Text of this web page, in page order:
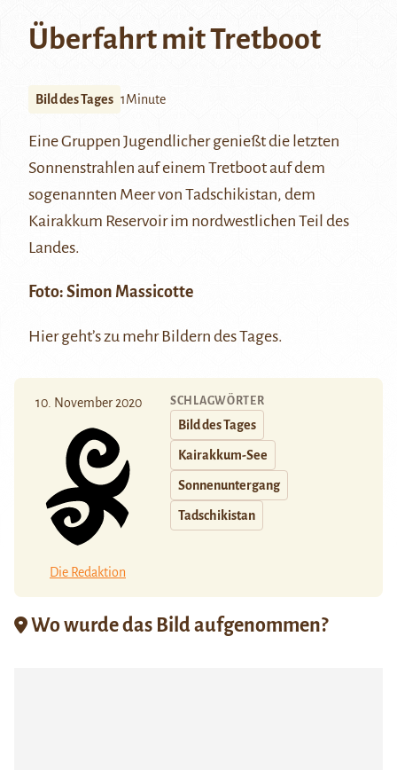
Überfahrt mit Tretboot
Bild des Tages 1Minute
Eine Gruppen Jugendlicher genießt die letzten
Sonnenstrahlen auf einem Tretboot auf dem
sogenannten Meer von Tadschikistan, dem
Kairakkum Reservoirim nordwestlichen Teil des
Landes.
Foto: Simon Massicotte
Hiergeht’s zu mehr Bildern des Tages.
10. November 2020
Die Redaktion
SCHLAGWÖRTER
Bild des Tages
Kairakkum-See
Sonnenuntergang
Tadschikistan
Wo wurde das Bild aufgenommen?